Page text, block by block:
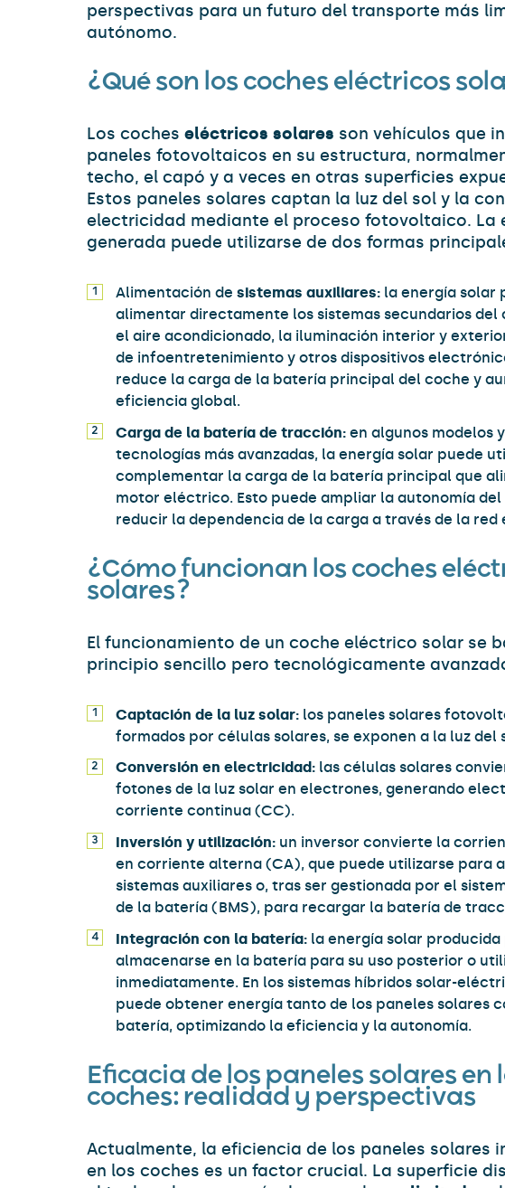
perspectivas para un futuro del transporte más
autónomo.
¿Qué son los coches eléctricos
Los coches eléctricos solares son vehículos que
paneles fotovoltaicos en su estructura,
techo, el capó y a veces en otras superficies
Estos paneles solares captan la luz del sol y la
electricidad mediante el proceso fotovoltaico. La
generada puede utilizarse de dos formas
Alimentación de sistemas auxiliares: la energía solar
alimentar directamente los sistemas secundarios del
el aire acondicionado, la iluminación interior y
de infoentretenimiento y otros dispositivos
reduce la carga de la batería principal del coche y
eficiencia global.
Carga de la batería de tracción: en algunos modelos
tecnologías más avanzadas, la energía solar puede
complementar la carga de la batería principal que
motor eléctrico. Esto puede ampliar la autonomía del
reducir la dependencia de la carga a través de la red
¿Cómo funcionan los coches
solares?
El funcionamiento de un coche eléctrico solar se
principio sencillo pero tecnológicamente
Captación de la luz solar: los paneles solares
formados por células solares, se exponen a la luz del
Conversión en electricidad: las células solares
fotones de la luz solar en electrones, generando
corriente continua (CC).
Inversión y utilización: un inversor convierte la
en corriente alterna (CA), que puede utilizarse para
sistemas auxiliares o, tras ser gestionada por el
de la batería (BMS), para recargar la batería de
Integración con la batería: la energía solar producida
almacenarse en la batería para su uso posterior o
inmediatamente. En los sistemas híbridos solar-
puede obtener energía tanto de los paneles solares
batería, optimizando la eficiencia y la autonomía.
Eficacia de los paneles solares en
coches: realidad y perspectivas
Actualmente, la eficiencia de los paneles solares
en los coches es un factor crucial. La superficie